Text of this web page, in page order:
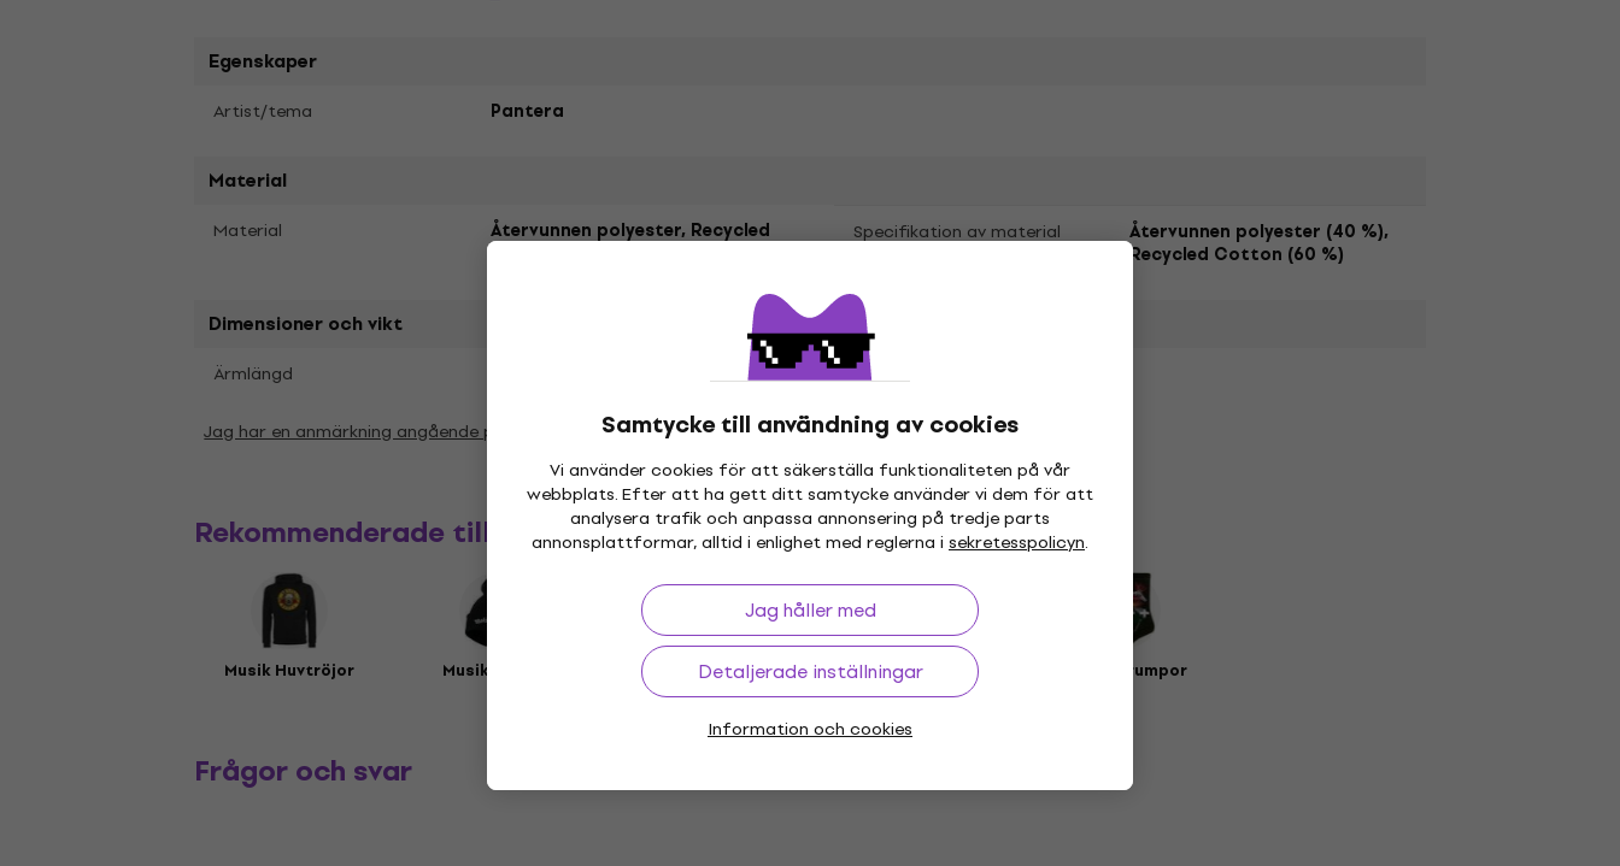
Samtycke till användning av cookies
Vi använder cookies för att säkerställa funktionaliteten på vår
webbplats. Efter att ha gett ditt samtycke använder vi dem för att
analysera trafik och anpassa annonsering på tredje parts
annonsplattformar, alltid i enlighet med reglerna i sekretesspolicyn.
Jag håller med
Detaljerade inställningar
Information och cookies
Egenskaper
Artist/tema Pantera
Material
Material
Återvunnen polyester, Recycled
Specifikation av material
Återvunnen polyester (40 %),
Recycled Cotton (60 %)
Dimensioner och vikt
Ärmlängd
Jag har en anmärkning angående parametrarna
Rekommenderade tillbehör
Musik Huvtröjor Musikmössor Vinyl LP-skivor Musikkepsar Musik strumpor
Frågor och svar